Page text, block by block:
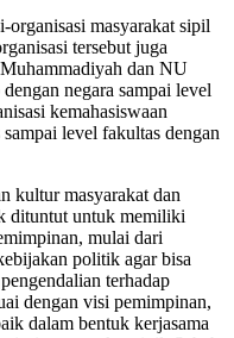
masyarakat sipil
tersebut juga
dan NU
negara sampai level
kemahasiswaan
level fakultas dengan
kultur masyarakat dan
dituntut untuk memiliki
mulai dari
politik agar bisa
terhadap
dengan visi pemimpinan,
dalam bentuk kerjasama